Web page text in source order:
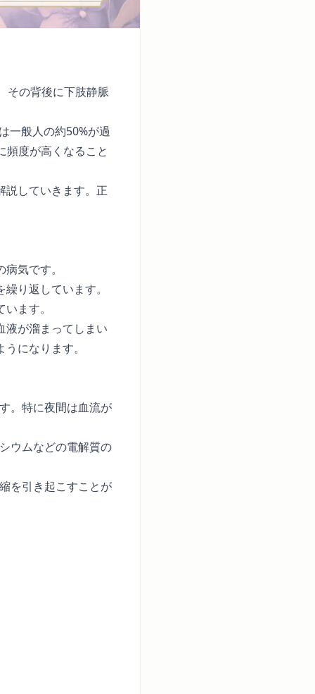
その背後に下肢静脈
一般人の約50%が過
頻度が高くなること
説していきます。正
気です。
り返しています。
ます。
液が溜まってしまい
になります。
。特に夜間は血流が
ウムなどの電解質の
を引き起こすことが